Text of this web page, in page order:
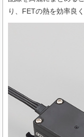
り、FETの熱を効率良